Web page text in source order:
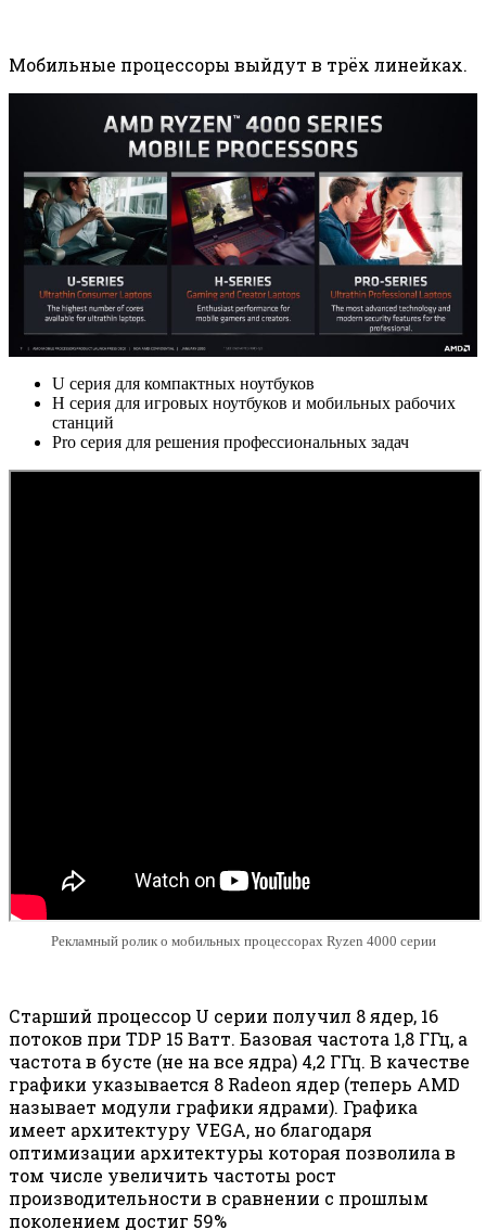
Мобильные процессоры выйдут в трёх линейках.
U серия для компактных ноутбуков
H серия для игровых ноутбуков и мобильных рабочих
станций
Pro серия для решения профессиональных задач
Рекламный ролик о мобильных процессорах Ryzen 4000 серии
Старший процессор U серии получил 8 ядер, 16
потоков при TDP 15 Ватт. Базовая частота 1,8 ГГц, а
частота в бусте (не на все ядра) 4,2 ГГц. В качестве
графики указывается 8 Radeon ядер (теперь AMD
называет модули графики ядрами). Графика
имеет архитектуру VEGA, но благодаря
оптимизации архитектуры которая позволила в
том числе увеличить частоты рост
производительности в сравнении с прошлым
поколением достиг 59%